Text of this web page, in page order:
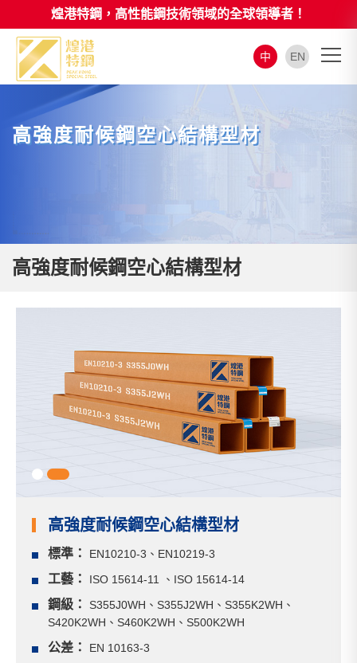
煌港特鋼，高性能鋼技術領域的全球領導者！
中 EN
高強度耐候鋼空心結構型材
高強度耐候鋼空心結構型材
高強度耐候鋼空心結構型材
標準： EN10210-3、EN10219-3
工藝： ISO 15614-11 、ISO 15614-14
鋼級：
S355J0WH、S355J2WH、S355K2WH、
S420K2WH、S460K2WH、S500K2WH
公差： EN 10163-3